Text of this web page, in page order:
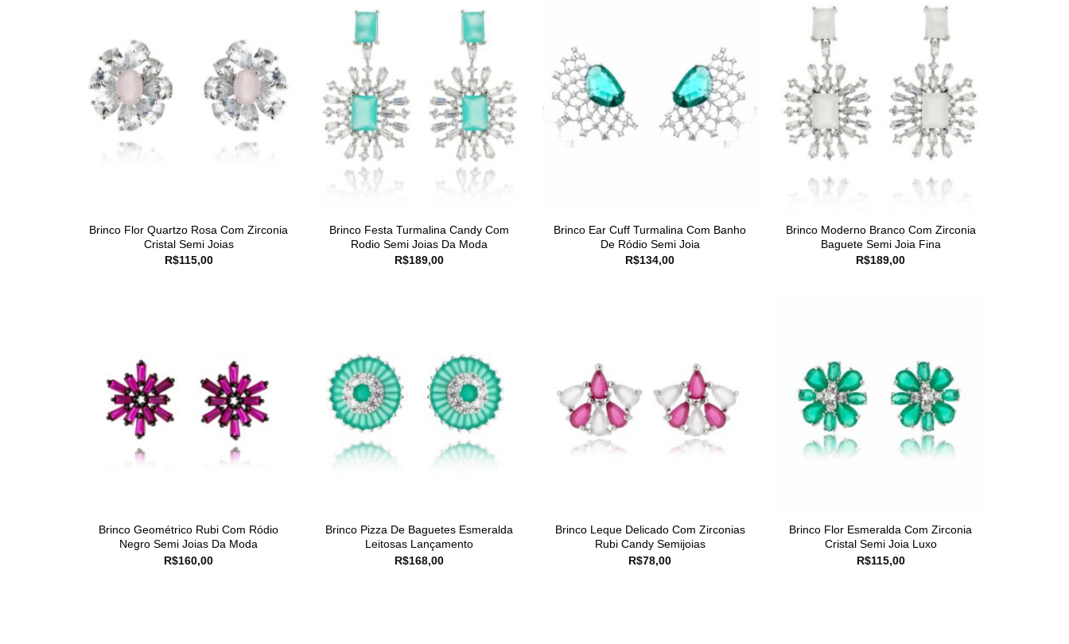
Brinco Flor Quartzo Rosa Com Zirconia
Cristal Semi Joias
R$115,00
Brinco Festa Turmalina Candy Com
Rodio Semi Joias Da Moda
R$189,00
Brinco Ear Cuff Turmalina Com Banho
De Ródio Semi Joia
R$134,00
Brinco Moderno Branco Com Zirconia
Baguete Semi Joia Fina
R$189,00
Brinco Geométrico Rubi Com Ródio
Negro Semi Joias Da Moda
R$160,00
Brinco Pizza De Baguetes Esmeralda
Leitosas Lançamento
R$168,00
Brinco Leque Delicado Com Zirconias
Rubi Candy Semijoias
R$78,00
Brinco Flor Esmeralda Com Zirconia
Cristal Semi Joia Luxo
R$115,00